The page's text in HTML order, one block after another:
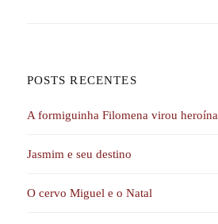
POSTS RECENTES
A formiguinha Filomena virou heroína
Jasmim e seu destino
O cervo Miguel e o Natal